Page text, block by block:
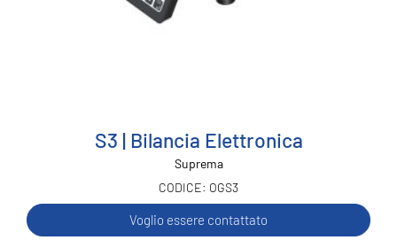
S3 | Bilancia Elettronica
Suprema
OGS3
Voglio essere contattato